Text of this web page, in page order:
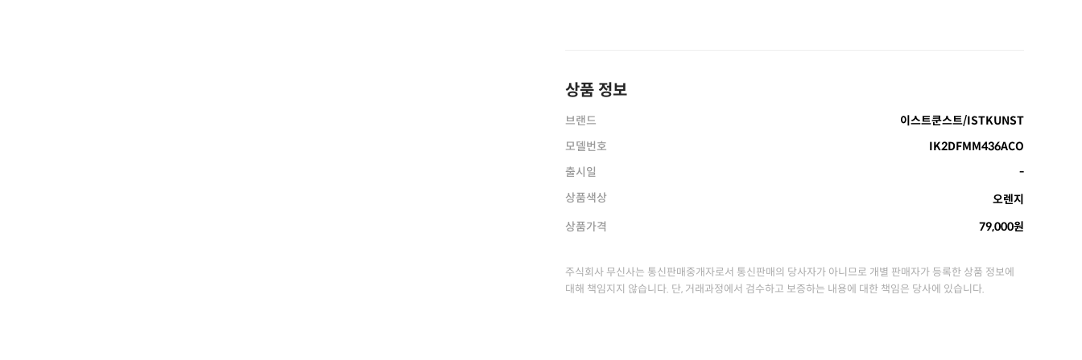
상품 정보
브랜드
이스트쿤스트/ISTKUNST
모델번호
IK2DFMM436ACO
출시일
-
상품색상
오렌지
상품가격
79,000원
주식회사 무신사는 통신판매중개자로서 통신판매의 당사자가 아니므로 개별 판매자가 등록한 상품 정보에
대해 책임지지 않습니다. 단, 거래과정에서 검수하고 보증하는 내용에 대한 책임은 당사에 있습니다.